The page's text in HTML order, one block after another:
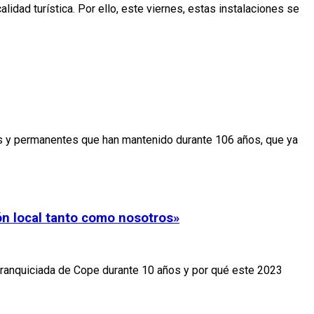
turística. Por ello, este viernes, estas instalaciones se
permanentes que han mantenido durante 106 años, que ya
local tanto como nosotros»
de Cope durante 10 años y por qué este 2023